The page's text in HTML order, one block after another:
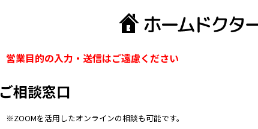
営業目的の入力・送信はご遠慮ください
ご相談窓口
※ZOOMを活用したオンラインの相談も可能です。